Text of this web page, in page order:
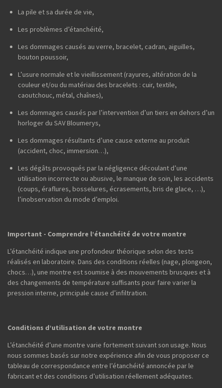
La pile et sa durée de vie,
Les problèmes d’étanchéité,
Les dommages causés au verre, bracelet, cadran, aiguilles,
bouton poussoir,
L’usure normale et le vieillissement (rayures, altération de la
couleur et/ou du matériau des bracelets : cuir, textile,
caoutchouc, métal, chaînes),
Les dommages causés par l’intervention d’un tiers en dehors d’un
horloger du SAV Bloumerys,
Les dommages résultants d’une cause externe au produit
(accident, choc, immersion…),
Les dégâts provoqués par la négligence découlant d’une
utilisation incorrecte ou abusive, le manque de soin, les accidents
(coups, éraflures, bosselures, écrasements, bris de glace, …),
l’inobservation du mode d’emploi.
Important - Comprendre l’étanchéité de votre montre
L’étanchéité indique une profondeur théorique selon des tests
réalisés en laboratoire. Dans des conditions réelles (nage, plongeon,
chocs…), une montre est soumise à des mouvements brusques et à
des changements de température suffisants pour faire varier la
pression interne, principale cause d’infiltration.
Conditions d’utilisation de votre montre
L’étanchéité d’une montre varie fortement suivant son usage. Nous
nous sommes basés sur notre expérience afin de vous proposer ce
tableau de correspondance entre l’étanchéité annoncée par le
fabricant et des conditions d’utilisation réellement adéquates.